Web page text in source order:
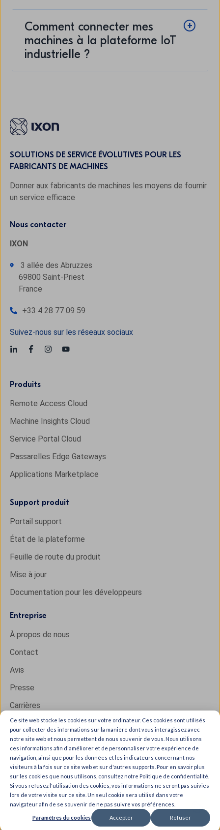
Ce site web stocke les cookies sur votre ordinateur. Ces cookies sont utilisés
pour collecter des informations sur la manière dont vous interagissez avec
notre site web et nous permettent de nous souvenir de vous. Nous utilisons
ces informations afin d'améliorer et de personnaliser votre expérience de
navigation, ainsi que pour les données et les indicateurs concernant nos
visiteurs à la fois sur ce site web et sur d'autres supports. Pour en savoir plus
sur les cookies que nous utilisons, consultez notre Politique de confidentialité.
Si vous refusez l'utilisation des cookies, vos informations ne seront pas suivies
lors de votre visite sur ce site. Un seul cookie sera utilisé dans votre
navigateur afin de se souvenir de ne pas suivre vos préférences.
Paramètres du cookies Accepter Refuser
Comment connecter mes
machines à la plateforme IoT
industrielle ?
SOLUTIONS DE SERVICE ÉVOLUTIVES POUR LES
FABRICANTS DE MACHINES
Donner aux fabricants de machines les moyens de fournir
un service efficace
Nous contacter
IXON
3 allée des Abruzzes
69800 Saint-Priest
France
+33 4 28 77 09 59
Suivez-nous sur les réseaux sociaux
Produits
Remote Access Cloud
Machine Insights Cloud
Service Portal Cloud
Passarelles Edge Gateways
Applications Marketplace
Support produit
Portail support
État de la plateforme
Feuille de route du produit
Mise à jour
Documentation pour les développeurs
Entreprise
À propos de nous
Contact
Avis
Presse
Carrières
Copyright © 2026 IXON B.V. Tous droits réservés.
Trust Center
Privacy statement
Conditions générales
Documents juridiques